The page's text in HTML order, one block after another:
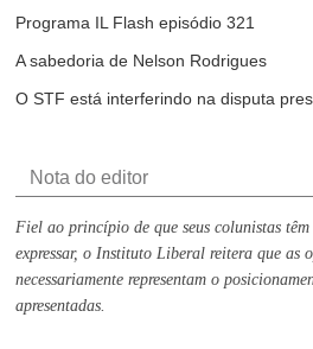
Programa IL Flash episódio 321
A sabedoria de Nelson Rodrigues
O STF está interferindo na disputa
Nota do editor
Fiel ao princípio de que seus colunistas
expressar, o Instituto Liberal reitera que as
necessariamente representam o
apresentadas.